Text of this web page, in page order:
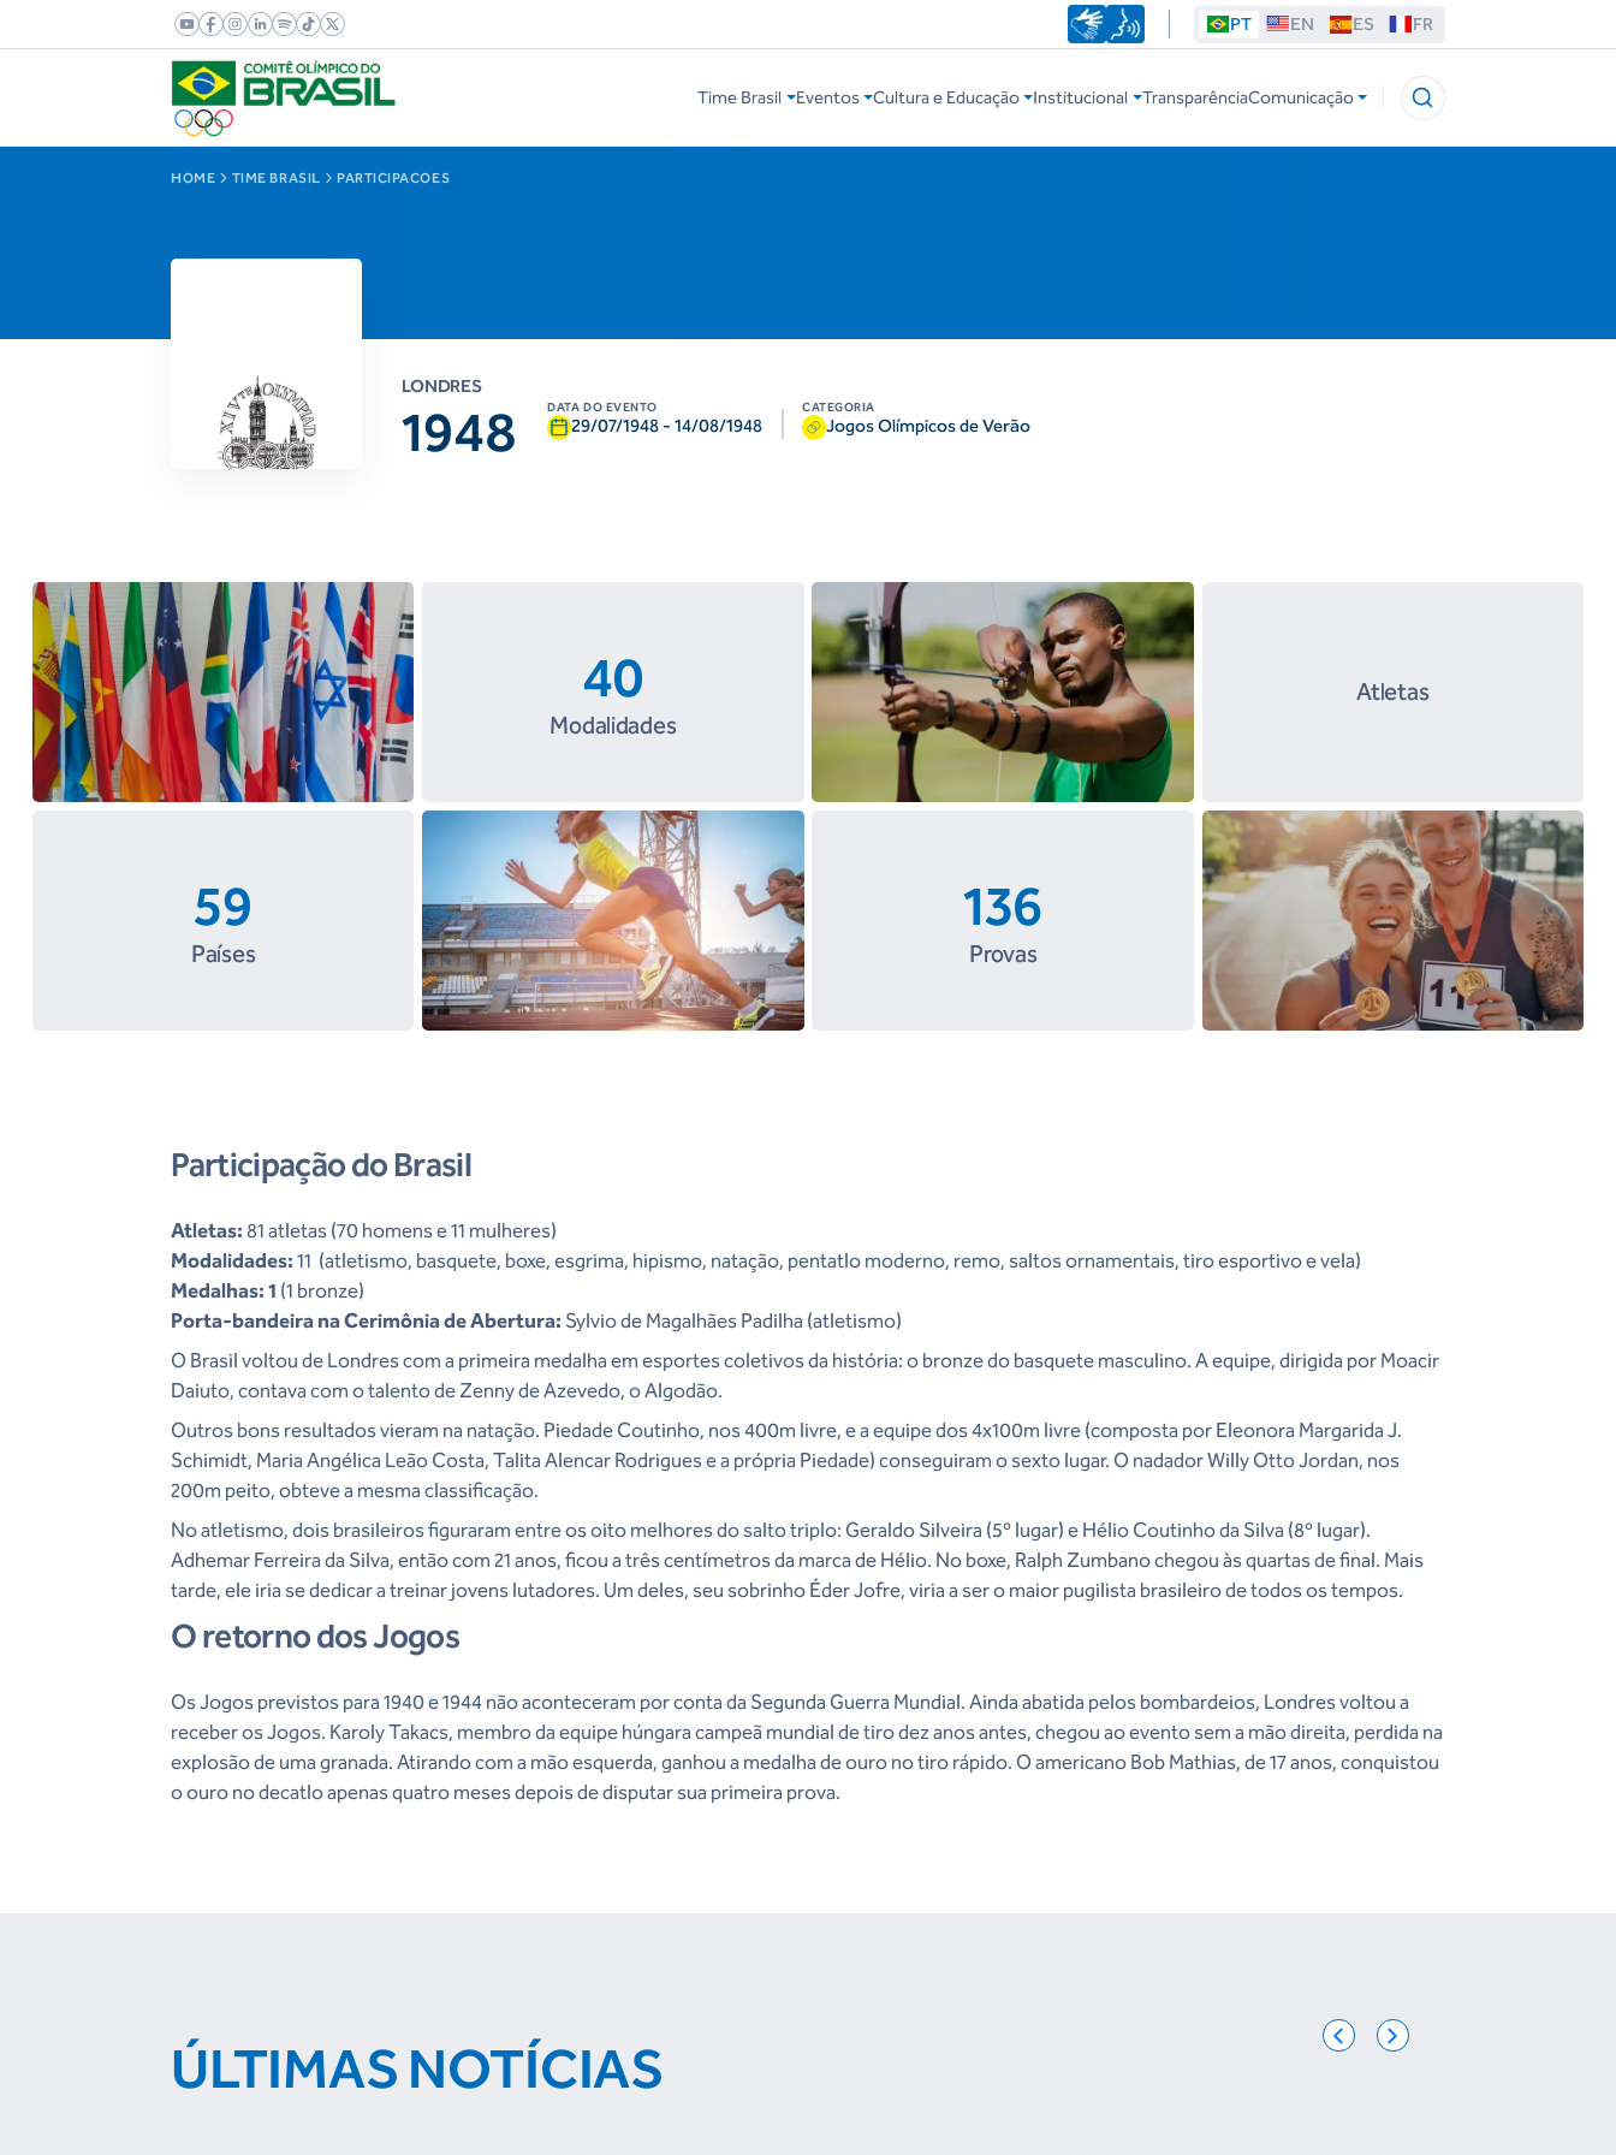
PT EN ES FR
Time Brasil Eventos Cultura e Educação Institucional TransparênciaComunicação
HOME TIME BRASIL PARTICIPACOES
LONDRES
1948 DATA DO EVENTO
29/07/1948 - 14/08/1948
CATEGORIA
Jogos Olímpicos de Verão
40
Modalidades
Atletas
136
Provas
59
Países
Participação do Brasil
Atletas:81 atletas (70 homens e 11 mulheres)
Modalidades:11 (atletismo, basquete, boxe, esgrima, hipismo, natação, pentatlo moderno, remo, saltos ornamentais, tiro esportivo e vela)
Medalhas: 1 (1 bronze)
Porta-bandeira na Cerimônia de Abertura: Sylvio de Magalhães Padilha (atletismo)
O Brasil voltou de Londres com a primeira medalha em esportes coletivos da história: o bronze do basquete masculino. A equipe, dirigida por Moacir
Daiuto, contava com o talento de Zenny de Azevedo, o Algodão.
Outros bons resultados vieram na natação. Piedade Coutinho, nos 400m livre, e a equipe dos 4x100m livre (composta por Eleonora Margarida J.
Schimidt, Maria Angélica Leão Costa, Talita Alencar Rodrigues e a própria Piedade) conseguiram o sexto lugar. O nadador Willy Otto Jordan, nos
200m peito, obteve a mesma classificação.
No atletismo, dois brasileiros figuraram entre os oito melhores do salto triplo: Geraldo Silveira (5º lugar) e Hélio Coutinho da Silva (8º lugar).
Adhemar Ferreira da Silva, então com 21 anos, ficou a três centímetros da marca de Hélio. No boxe, Ralph Zumbano chegou às quartas de final. Mais
tarde, ele iria se dedicar a treinar jovens lutadores. Um deles, seu sobrinho Éder Jofre, viria a ser o maior pugilista brasileiro de todos os tempos.
O retorno dos Jogos
Os Jogos previstos para 1940 e 1944 não aconteceram por conta da Segunda Guerra Mundial. Ainda abatida pelos bombardeios, Londres voltou a
receber os Jogos. Karoly Takacs, membro da equipe húngara campeã mundial de tiro dez anos antes, chegou ao evento sem a mão direita, perdida na
explosão de uma granada. Atirando com a mão esquerda, ganhou a medalha de ouro no tiro rápido. O americano Bob Mathias, de 17 anos, conquistou
o ouro no decatlo apenas quatro meses depois de disputar sua primeira prova.
ÚLTIMAS NOTÍCIAS